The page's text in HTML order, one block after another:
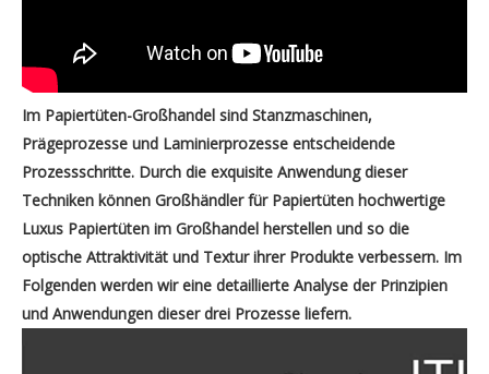
Im Papiertüten-Großhandel sind Stanzmaschinen,
Prägeprozesse und Laminierprozesse entscheidende
Prozessschritte. Durch die exquisite Anwendung dieser
Techniken können Großhändler für Papiertüten hochwertige
Luxus Papiertüten im Großhandel herstellen und so die
optische Attraktivität und Textur ihrer Produkte verbessern. Im
Folgenden werden wir eine detaillierte Analyse der Prinzipien
und Anwendungen dieser drei Prozesse liefern.